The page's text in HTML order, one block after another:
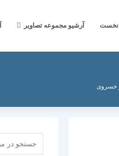
نخست آرشیو مجموعه تصاویر
خسروی